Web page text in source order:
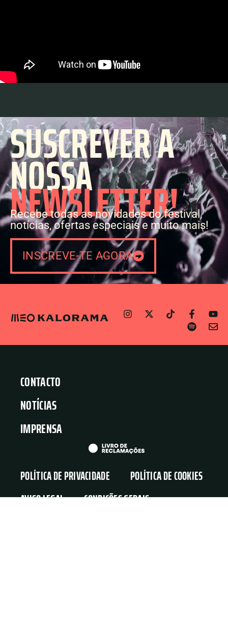
SUSCREVER A
NOSSA
NEWSLETTER!
Recebe todas as novidades do festival,
notícias, ofertas especiais e muito mais!
INSCREVE-TE AGORA
POLÍTICA DE PRIVACIDADE
POLÍTICA DE COOKIES
AVISO LEGAL
CONDIÇÕES GERAIS
CONTACTO
NOTÍCIAS
IMPRENSA